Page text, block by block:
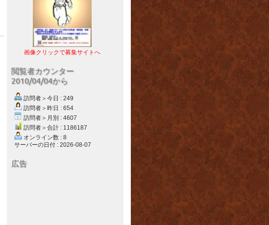
画像クリックで募集サイトへ
閲覧者カウンター
2010/04/04から
訪問者＞今日 : 249
訪問者＞昨日 : 654
訪問者＞月別 : 4607
訪問者＞合計 : 1186187
オンライン数 : 8
サーバーの日付 : 2026-08-07
広告